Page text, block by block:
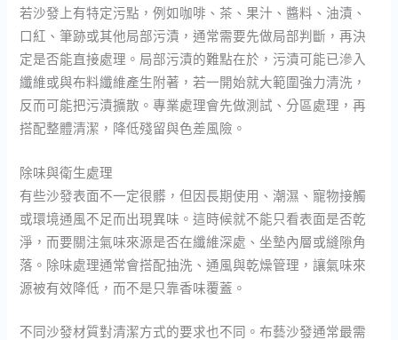
若沙發上有特定污點，例如咖啡、茶、果汁、醬料、油漬、
口紅、筆跡或其他局部污漬，通常需要先做局部判斷，再決
定是否能直接處理。局部污漬的難點在於，污漬可能已滲入
纖維或與布料纖維產生附著，若一開始就大範圍強力清洗，
反而可能把污漬擴散。專業處理會先做測試、分區處理，再
搭配整體清潔，降低殘留與色差風險。
除味與衛生處理
有些沙發表面不一定很髒，但因長期使用、潮濕、寵物接觸
或環境通風不足而出現異味。這時候就不能只看表面是否乾
淨，而要關注氣味來源是否在纖維深處、坐墊內層或縫隙角
落。除味處理通常會搭配抽洗、通風與乾燥管理，讓氣味來
源被有效降低，而不是只靠香味覆蓋。
不同沙發材質對清潔方式的要求也不同。布藝沙發通常最需